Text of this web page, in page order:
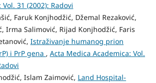
31 (2002): Radovi
Faruk Konjhodžić, Džemal Rezaković,
Irma Salimović, Rijad Konjhodžić, Faris
Istraživanje humanog prion
i PrP gena , Acta Medica Academica: Vol.
Islam Zaimović, Land Hospital-